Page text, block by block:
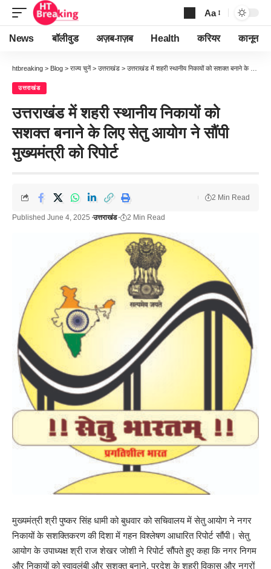
Font
Resizer
Aa
News बॉलीवुड अज़ब-ग़ज़ब Health करियर कानून
htbreaking > Blog > राज्य चुनें > उत्तराखंड > उत्तराखंड में शहरी स्थानीय निकायों को सशक्त बनाने के लिए सेतु आयोग ने सौंपी मुख्यमंत्री को रिपोर्ट
उत्तराखंड
उत्तराखंड में शहरी स्थानीय निकायों को
सशक्त बनाने के लिए सेतु आयोग ने सौंपी
मुख्यमंत्री को रिपोर्ट
Published June 4, 2025 उत्तराखंड 2 Min Read
2 Min Read
मुख्यमंत्री श्री पुष्कर सिंह धामी को बुधवार को सचिवालय में सेतु आयोग ने नगर
निकायों के सशक्तिकरण की दिशा में गहन विश्लेषण आधारित रिपोर्ट सौंपी। सेतु
आयोग के उपाध्यक्ष श्री राज शेखर जोशी ने रिपोर्ट सौंपते हुए कहा कि नगर निगम
और निकायों को स्वावलंबी और सशक्त बनाने, प्रदेश के शहरी विकास और नगरों